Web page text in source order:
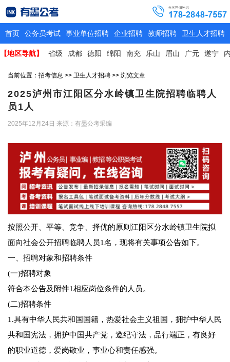
首页 公务员考试 事业单位招聘 企业招聘 教师招聘 卫生人才招聘
【地区导航】 省级 成都 德阳 绵阳 南充 乐山 眉山 广元 遂宁
当前位置： 招考信息 >> 卫生人才招聘 >> 浏览文章
2025泸州市江阳区分水岭镇卫生院招聘临聘人
员1人
2025年12月24日 来源：有墨公考采编
按照公开、平等、竞争、择优的原则江阳区分水岭镇卫生院拟
面向社会公开招聘临聘人员1名，现将有关事项公告如下。
一、招聘对象和招聘条件
(一)招聘对象
符合本公告及附件1相应岗位条件的人员。
(二)招聘条件
1.具有中华人民共和国国籍，热爱社会主义祖国，拥护中华人民
共和国宪法，拥护中国共产党，遵纪守法，品行端正，有良好
的职业道德，爱岗敬业，事业心和责任感强。